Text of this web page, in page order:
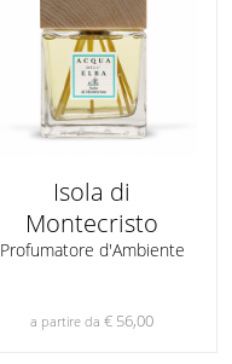
Isola di
Montecristo
Profumatore d'Ambiente
a partire da € 56,00